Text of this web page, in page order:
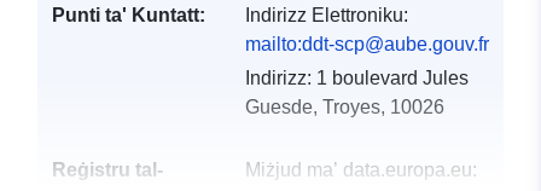
Punti ta' Kuntatt:
Indirizz Elettroniku:
mailto:ddt-scp@aube.gouv.fr
Indirizz: 1 boulevard Jules
Guesde, Troyes, 10026
Reġistru tal-
Miżjud ma’ data.europa.eu: